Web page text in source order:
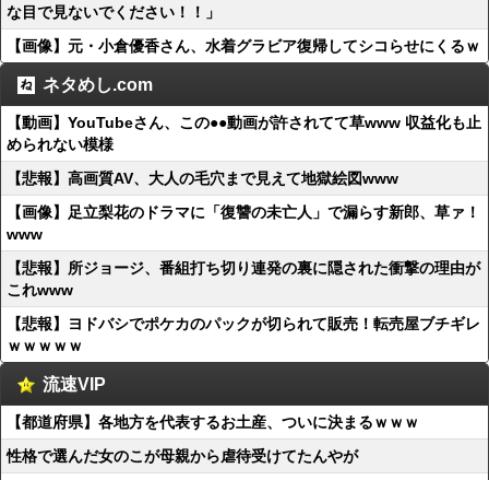
な目で見ないでください！！」
【画像】元・小倉優香さん、水着グラビア復帰してシコらせにくるｗ
ネタめし.com
【動画】YouTubeさん、この●●動画が許されてて草www 収益化も止
められない模様
【悲報】高画質AV、大人の毛穴まで見えて地獄絵図www
【画像】足立梨花のドラマに「復讐の未亡人」で漏らす新郎、草ァ！
www
【悲報】所ジョージ、番組打ち切り連発の裏に隠された衝撃の理由が
これwww
【悲報】ヨドバシでポケカのパックが切られて販売！転売屋ブチギレ
ｗｗｗｗｗ
流速VIP
【都道府県】各地方を代表するお土産、ついに決まるｗｗｗ
性格で選んだ女のこが母親から虐待受けてたんやが